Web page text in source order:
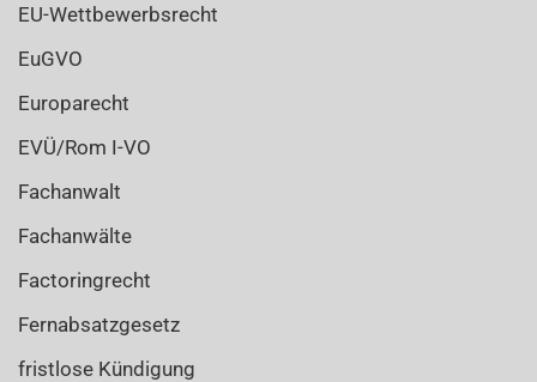
EU-Wettbewerbsrecht
EuGVO
Europarecht
EVÜ/Rom I-VO
Fachanwalt
Fachanwälte
Factoringrecht
Fernabsatzgesetz
fristlose Kündigung